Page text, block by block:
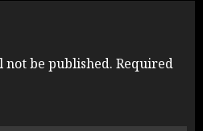
not be published. Required